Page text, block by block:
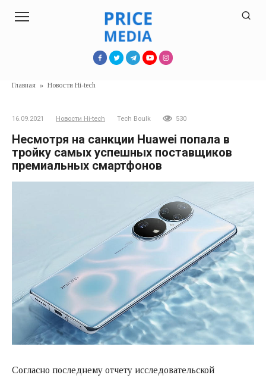
Главная » Новости Hi-tech
16.09.2021 Новости Hi-tech Tech Boulk 530
Несмотря на санкции Huawei попала в
тройку самых успешных поставщиков
премиальных смартфонов
Согласно последнему отчету исследовательской